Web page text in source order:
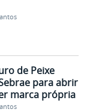
de Peixe
para abrir
marca própria